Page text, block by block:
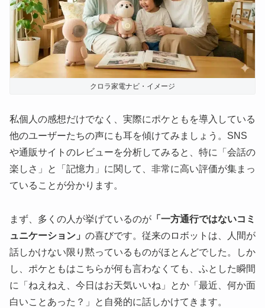
クロラ家電ナビ・イメージ
私個人の感想だけでなく、実際にポケともを導入している
他のユーザーたちの声にも耳を傾けてみましょう。SNS
や通販サイトのレビューを分析してみると、特に「会話の
楽しさ」と「記憶力」に関して、非常に高い評価が集まっ
ていることが分かります。
まず、多くの人が挙げているのが 「一方通行ではないコミ
ュニケーション」 の喜びです。従来のロボットは、人間が
話しかけない限り黙っているものがほとんどでした。しか
し、ポケともはこちらが何も言わなくても、ふとした瞬間
に「ねえねえ、今日はお天気いいね」とか「最近、何か面
白いことあった？」と自発的に話しかけてきます。